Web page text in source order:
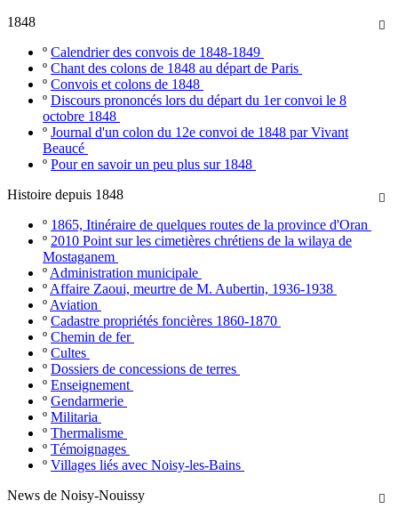

1848
º Calendrier des convois de 1848-1849
º Chant des colons de 1848 au départ de Paris
º Convois et colons de 1848
º Discours prononcés lors du départ du 1er convoi le 8
octobre 1848
º Journal d'un colon du 12e convoi de 1848 par Vivant
Beaucé
º Pour en savoir un peu plus sur 1848

Histoire depuis 1848
º 1865, Itinéraire de quelques routes de la province d'Oran
º 2010 Point sur les cimetières chrétiens de la wilaya de
Mostaganem
º Administration municipale
º Affaire Zaoui, meurtre de M. Aubertin, 1936-1938
º Aviation
º Cadastre propriétés foncières 1860-1870
º Chemin de fer
º Cultes
º Dossiers de concessions de terres
º Enseignement
º Gendarmerie
º Militaria
º Thermalisme
º Témoignages
º Villages liés avec Noisy-les-Bains

News de Noisy-Nouissy